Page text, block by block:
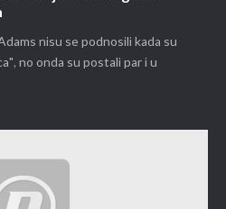
nisu se podnosili kada su
no onda su postali par i u